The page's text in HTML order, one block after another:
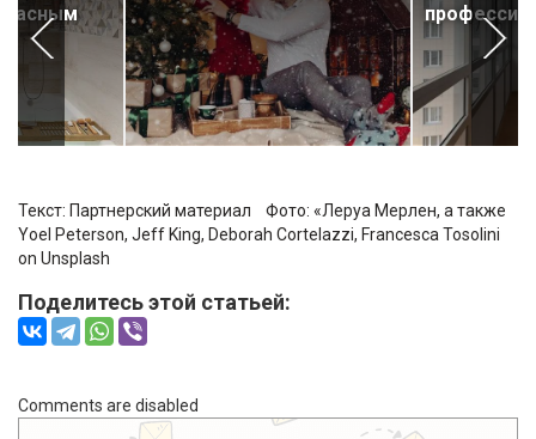
Текст: Партнерский материал Фото: «Леруа Мерлен, а также
Yoel Peterson, Jeff King, Deborah Cortelazzi, Francesca Tosolini
on Unsplash
Поделитесь этой статьей:
Comments are disabled